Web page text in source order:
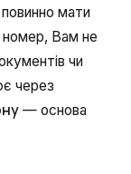
мати
Вам не
чи
через
— основа